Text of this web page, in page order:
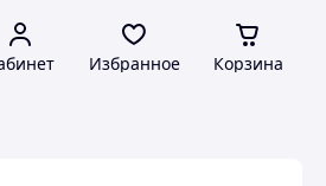
Избранное Корзина